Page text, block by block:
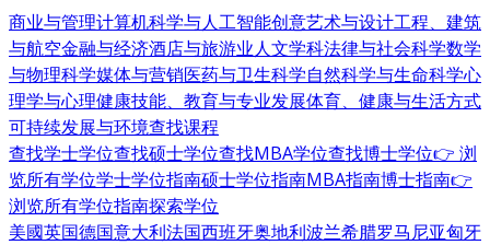
商业与管理计算机科学与人工智能创意艺术与设计工程、建筑
与航空金融与经济酒店与旅游业人文学科法律与社会科学数学
与物理科学媒体与营销医药与卫生科学自然科学与生命科学心
理学与心理健康技能、教育与专业发展体育、健康与生活方式
可持续发展与环境查找课程
查找学士学位查找硕士学位查找MBA学位查找博士学位👉 浏
览所有学位学士学位指南硕士学位指南MBA指南博士指南👉
浏览所有学位指南探索学位
美國英国德国意大利法国西班牙奥地利波兰希腊罗马尼亚匈牙